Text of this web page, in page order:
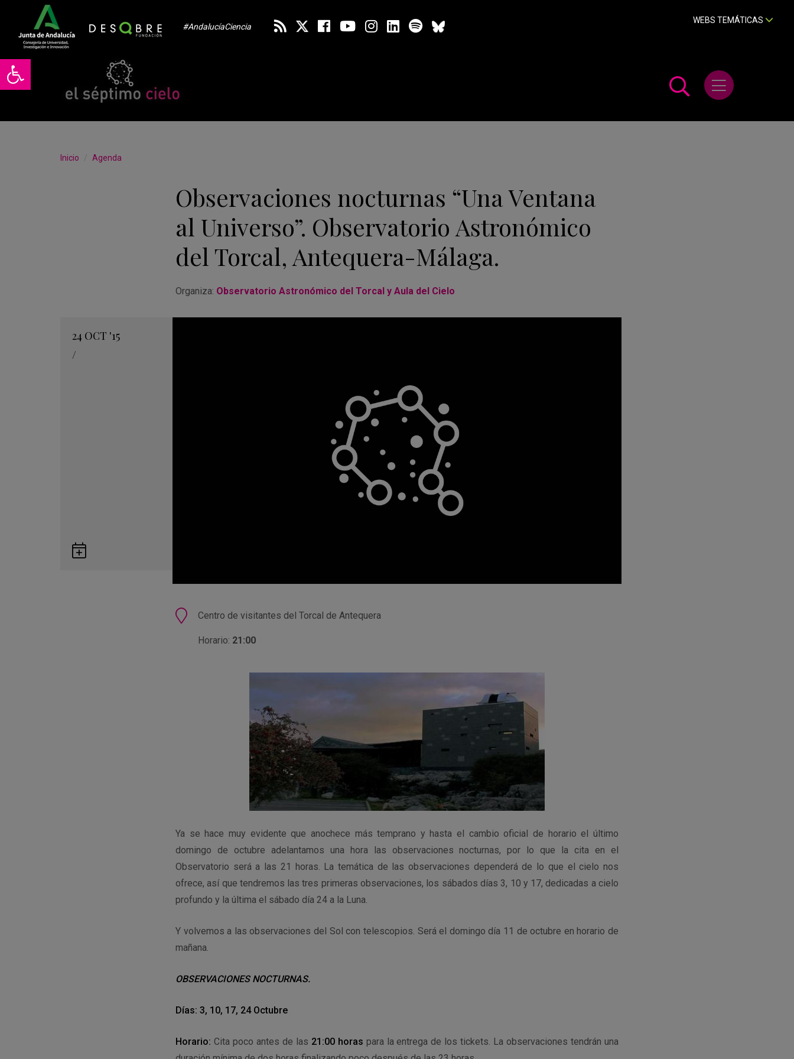
Abrir barra de herramientas
#AndalucíaCiencia
WEBS TEMÁTICAS
Abrir menú
Inicio Agenda
Observaciones nocturnas “Una Ventana
al Universo”. Observatorio Astronómico
del Torcal, Antequera-Málaga.
Organiza: Observatorio Astronómico del Torcal y Aula del Cielo
24 OCT '15
/
Guardar
en
Ubicación
Centro de visitantes del Torcal de Antequera
Horario: 21:00
Ya se hace muy evidente que anochece más temprano y hasta el cambio oficial de horario el último
domingo de octubre adelantamos una hora las observaciones nocturnas, por lo que la cita en el
Observatorio será a las 21 horas. La temática de las observaciones dependerá de lo que el cielo nos
ofrece, así que tendremos las tres primeras observaciones, los sábados días 3, 10 y 17, dedicadas a cielo
profundo y la última el sábado día 24 a la Luna.
Y volvemos a las observaciones del Sol con telescopios. Será el domingo día 11 de octubre en horario de
mañana.
OBSERVACIONES NOCTURNAS.
Días: 3, 10, 17, 24 Octubre
Horario: Cita poco antes de las 21:00 horas para la entrega de los tickets. La observaciones tendrán una